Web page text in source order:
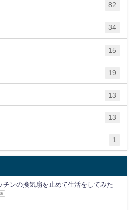
82
34
15
19
13
13
1
チンの換気扇を止めて生活をしてみた